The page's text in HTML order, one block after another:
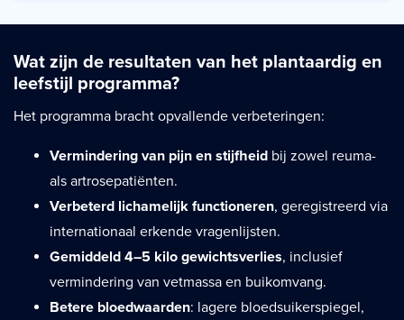
Wat zijn de resultaten van het plantaardig en
leefstijl programma?
Het programma bracht opvallende verbeteringen:
Vermindering van pijn en stijfheid bij zowel reuma-
als artrosepatiënten.
Verbeterd lichamelijk functioneren, geregistreerd via
internationaal erkende vragenlijsten.
Gemiddeld 4–5 kilo gewichtsverlies, inclusief
vermindering van vetmassa en buikomvang.
Betere bloedwaarden: lagere bloedsuikerspiegel,